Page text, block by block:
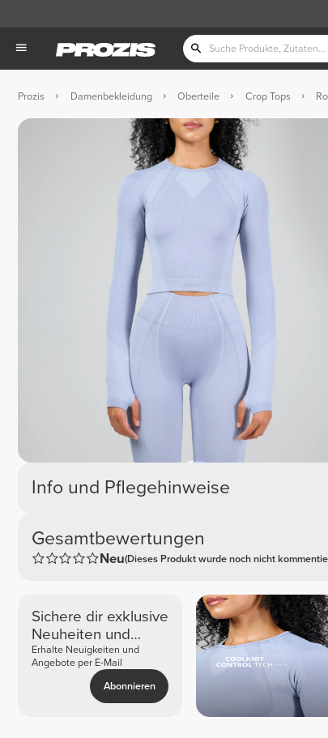
Prozis Damenbekleidung Oberteile Crop Tops
Info und Pflegehinweise
Gesamtbewertungen
Neu(Dieses Produkt wurde noch nicht
Sichere dir exklusive
Neuheiten und
Angebote
Erhalte Neuigkeiten und
Angebote per E-Mail
Abonnieren